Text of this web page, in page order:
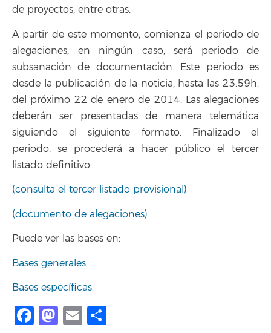
de proyectos, entre otras.
A partir de este momento, comienza el periodo de
alegaciones, en ningún caso, será periodo de
subsanación de documentación. Este periodo es
desde la publicación de la noticia, hasta las 23.59h.
del próximo 22 de enero de 2014. Las alegaciones
deberán ser presentadas de manera telemática
siguiendo el siguiente formato. Finalizado el
periodo, se procederá a hacer público el tercer
listado definitivo.
(consulta el tercer listado provisional)
(documento de alegaciones)
Puede ver las bases en:
Bases generales.
Bases específicas.
Facebook
Mastodon
Email